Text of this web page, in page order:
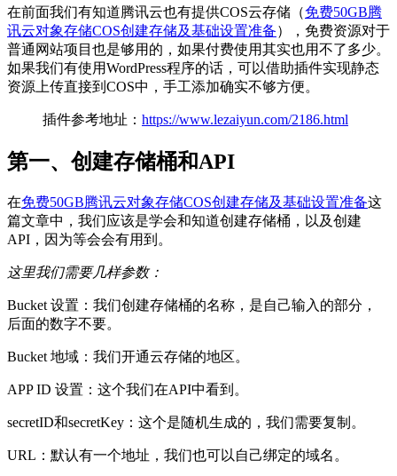
在前面我们有知道腾讯云也有提供COS云存储（免费50GB腾
讯云对象存储COS创建存储及基础设置准备），免费资源对于
普通网站项目也是够用的，如果付费使用其实也用不了多少。
如果我们有使用WordPress程序的话，可以借助插件实现静态
资源上传直接到COS中，手工添加确实不够方便。
插件参考地址： https://www.lezaiyun.com/2186.html
第一、创建存储桶和API
在免费50GB腾讯云对象存储COS创建存储及基础设置准备这
篇文章中，我们应该是学会和知道创建存储桶，以及创建
API，因为等会会有用到。
这里我们需要几样参数：
Bucket 设置：我们创建存储桶的名称，是自己输入的部分，
后面的数字不要。
Bucket 地域：我们开通云存储的地区。
APP ID 设置：这个我们在API中看到。
secretID和secretKey：这个是随机生成的，我们需要复制。
URL：默认有一个地址，我们也可以自己绑定的域名。